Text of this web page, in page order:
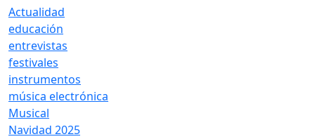
Actualidad
educación
entrevistas
festivales
instrumentos
música electrónica
Musical
Navidad 2025